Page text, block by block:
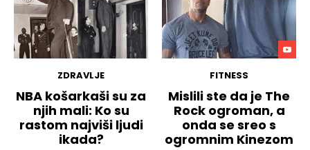
ZDRAVLJE
NBA košarkaši su za
njih mali: Ko su
rastom najviši ljudi
ikada?
FITNESS
Mislili ste da je The
Rock ogroman, a
onda se sreo s
ogromnim Kinezom